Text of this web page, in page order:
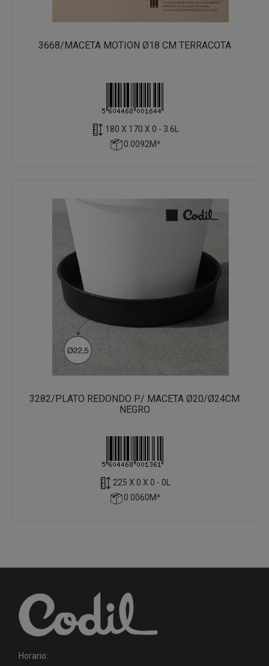
3668/MACETA MOTION Ø18 CM TERRACOTA
180 X 170 X 0 - 3.6L
0.0092M³
3282/PLATO REDONDO P/ MACETA Ø20/Ø24CM
NEGRO
225 X 0 X 0 - 0L
0.0060M³
Horario: